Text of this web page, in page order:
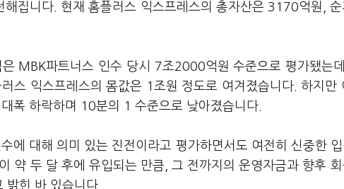
해집니다. 현재 홈플러스 익스프레스의 총자산은 3170억원,
MBK파트너스 인수 당시 7조2000억원 수준으로 평가됐는
스 익스프레스의 몸값은 1조원 정도로 여겨졌습니다. 하지만
폭 하락하며 10분의 1 수준으로 낮아졌습니다.
에 대해 의미 있는 진전이라고 평가하면서도 여전히 신중한
약 두 달 후에 유입되는 만큼, 그 전까지의 운영자금과 향후
밝힌 바 있습니다.